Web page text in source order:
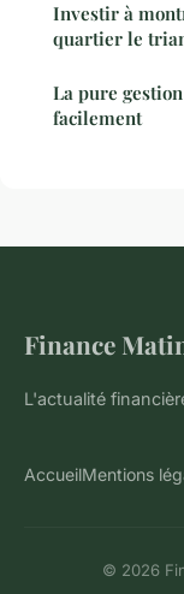
Investir à
quartier le
La pure
facilement
Finance
L'actualité
AccueilMentions
© 2026